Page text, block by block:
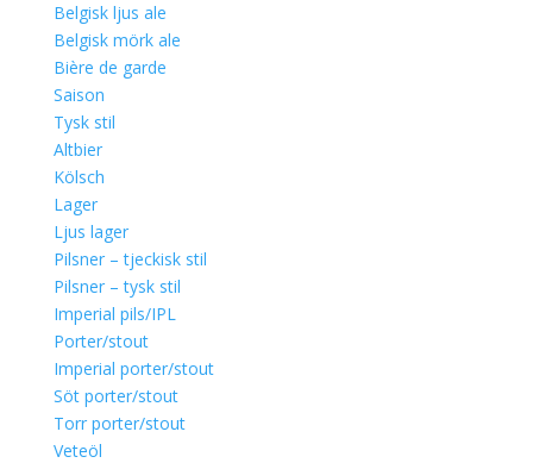
Belgisk ljus ale
Belgisk mörk ale
Bière de garde
Saison
Tysk stil
Altbier
Kölsch
Lager
Ljus lager
Pilsner – tjeckisk stil
Pilsner – tysk stil
Imperial pils/IPL
Porter/stout
Imperial porter/stout
Söt porter/stout
Torr porter/stout
Veteöl